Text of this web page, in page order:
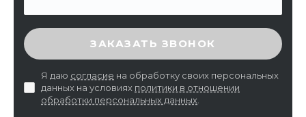
ВВЕДИТЕ ПРОВЕРОЧНЫЙ КОД
ЗАКАЗАТЬ ЗВОНОК
Я даю согласие на обработку своих персональных
данных на условиях политики в отношении
обработки персональных данных